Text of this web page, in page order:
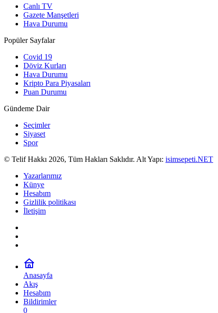
Canlı TV
Gazete Manşetleri
Hava Durumu
Popüler Sayfalar
Covid 19
Döviz Kurları
Hava Durumu
Kripto Para Piyasaları
Puan Durumu
Gündeme Dair
Seçimler
Siyaset
Spor
© Telif Hakkı 2026, Tüm Hakları Saklıdır. Alt Yapı: isimsepeti.NET
Yazarlarımız
Künye
Hesabım
Gizlilik politikası
İletişim
Anasayfa
Akış
Hesabım
Bildirimler
0